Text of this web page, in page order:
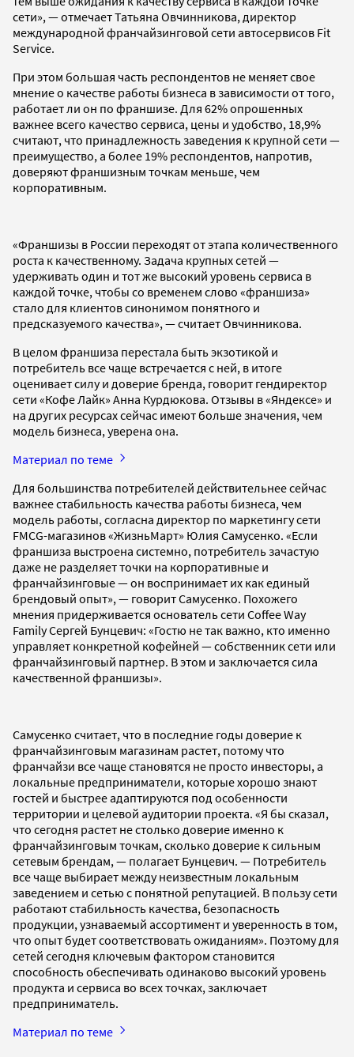
сети», — отмечает Татьяна Овчинникова, директор
международной франчайзинговой сети автосервисов Fit
Service.
При этом большая часть респондентов не меняет свое
мнение о качестве работы бизнеса в зависимости от того,
работает ли он по франшизе. Для 62% опрошенных
важнее всего качество сервиса, цены и удобство, 18,9%
считают, что принадлежность заведения к крупной сети —
преимущество, а более 19% респондентов, напротив,
доверяют франшизным точкам меньше, чем
корпоративным.
«Франшизы в России переходят от этапа количественного
роста к качественному. Задача крупных сетей —
удерживать один и тот же высокий уровень сервиса в
каждой точке, чтобы со временем слово «франшиза»
стало для клиентов синонимом понятного и
предсказуемого качества», — считает Овчинникова.
В целом франшиза перестала быть экзотикой и
потребитель все чаще встречается с ней, в итоге
оценивает силу и доверие бренда, говорит гендиректор
сети «Кофе Лайк» Анна Курдюкова. Отзывы в «Яндексе» и
на других ресурсах сейчас имеют больше значения, чем
модель бизнеса, уверена она.
Материал по теме
Для большинства потребителей действительнее сейчас
важнее стабильность качества работы бизнеса, чем
модель работы, согласна директор по маркетингу сети
FMCG-магазинов «ЖизньМарт» Юлия Самусенко. «Если
франшиза выстроена системно, потребитель зачастую
даже не разделяет точки на корпоративные и
франчайзинговые — он воспринимает их как единый
брендовый опыт», — говорит Самусенко. Похожего
мнения придерживается основатель сети Coffee Way
Family Сергей Бунцевич: «Гостю не так важно, кто именно
управляет конкретной кофейней — собственник сети или
франчайзинговый партнер. В этом и заключается сила
качественной франшизы».
Самусенко считает, что в последние годы доверие к
франчайзинговым магазинам растет, потому что
франчайзи все чаще становятся не просто инвесторы, а
локальные предприниматели, которые хорошо знают
гостей и быстрее адаптируются под особенности
территории и целевой аудитории проекта. «Я бы сказал,
что сегодня растет не столько доверие именно к
франчайзинговым точкам, сколько доверие к сильным
сетевым брендам, — полагает Бунцевич. — Потребитель
все чаще выбирает между неизвестным локальным
заведением и сетью с понятной репутацией. В пользу сети
работают стабильность качества, безопасность
продукции, узнаваемый ассортимент и уверенность в том,
что опыт будет соответствовать ожиданиям». Поэтому для
сетей сегодня ключевым фактором становится
способность обеспечивать одинаково высокий уровень
продукта и сервиса во всех точках, заключает
предприниматель.
Материал по теме